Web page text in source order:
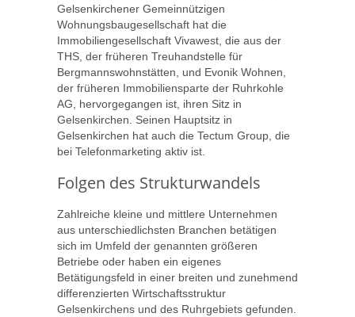
Gelsenkirchener Gemeinnützigen
Wohnungsbaugesellschaft hat die
Immobiliengesellschaft Vivawest, die aus der
THS, der früheren Treuhandstelle für
Bergmannswohnstätten, und Evonik Wohnen,
der früheren Immobiliensparte der Ruhrkohle
AG, hervorgegangen ist, ihren Sitz in
Gelsenkirchen. Seinen Hauptsitz in
Gelsenkirchen hat auch die Tectum Group, die
bei Telefonmarketing aktiv ist.
Folgen des Strukturwandels
Zahlreiche kleine und mittlere Unternehmen
aus unterschiedlichsten Branchen betätigen
sich im Umfeld der genannten größeren
Betriebe oder haben ein eigenes
Betätigungsfeld in einer breiten und zunehmend
differenzierten Wirtschaftsstruktur
Gelsenkirchens und des Ruhrgebiets gefunden.